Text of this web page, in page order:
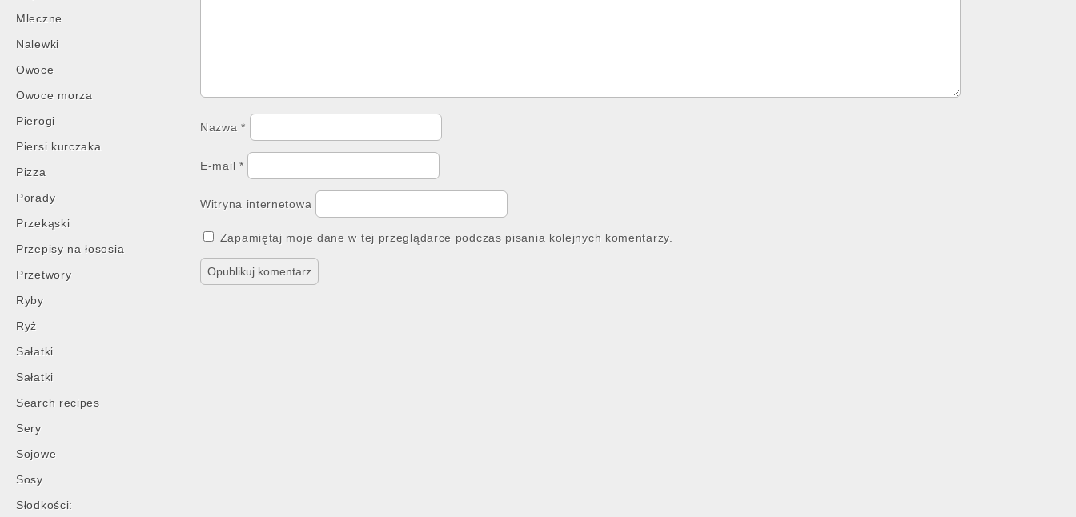
Mleczne
Nalewki
Owoce
Owoce morza
Pierogi
Piersi kurczaka
Pizza
Porady
Przekąski
Przepisy na łososia
Przetwory
Ryby
Ryż
Sałatki
Sałatki
Search recipes
Sery
Sojowe
Sosy
Słodkości:
Nazwa*
E-mail *
Witryna internetowa
Zapamiętaj moje dane w tej przeglądarce podczas pisania kolejnych komentarzy.